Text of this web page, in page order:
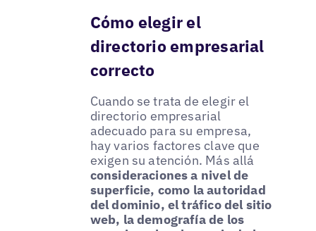
Cómo elegir el
directorio empresarial
correcto
Cuando se trata de elegir el
directorio empresarial
adecuado para su empresa,
hay varios factores clave que
exigen su atención. Más allá
consideraciones a nivel de
superficie, como la autoridad
del dominio, el tráfico del sitio
web, la demografía de los